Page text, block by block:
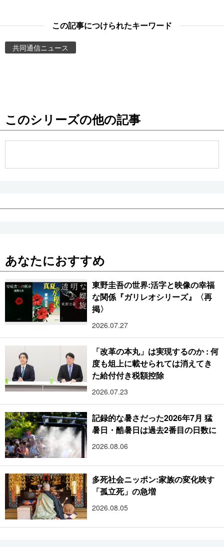
スポーツ・東京2020
Images
この記事につけられたキーワード
共同通信ニュース
このシリーズの他の記事
あなたにおすすめ
東野圭吾の世界:活字と映像の幸福
な関係『ガリレオシリーズ』〈再
掲〉
2026.07.27
「改革の本丸」は実現するのか : 何
度も俎上に載せられては消えてき
た給付付き税額控除
2026.07.23
記録的な暑さだった2026年7月 猛
暑日・酷暑日は過去2番目の日数に
2026.08.06
多死社会ニッポン:家族の変化映す
「孤立死」の急増
2026.08.05